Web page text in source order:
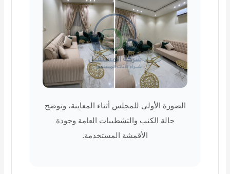
الصورة الأولى للمجلس أثناء المعاينة، وتوضح
حالة الكنب والتشطيبات العامة وجودة
الأقمشة المستخدمة.